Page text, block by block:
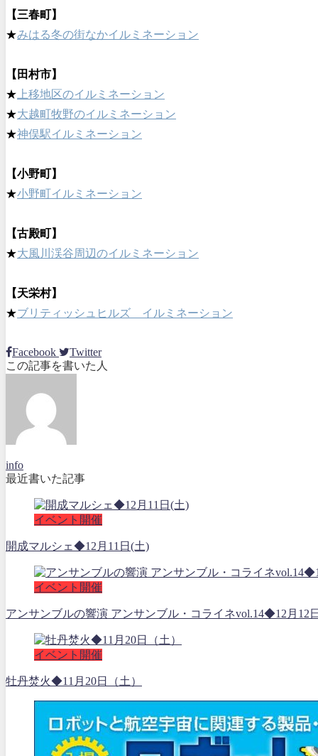
【三春町】
★みはる冬の街なかイルミネーション
【田村市】
★ 上移地区のイルミネーション
★大越町牧野のイルミネーション
★神俣駅イルミネーション
【小野町】
★小野町イルミネーション
【古殿町】
★大風川渓谷周辺のイルミネーション
【天栄村】
★ブリティッシュヒルズ イルミネーション
Facebook
Twitter
この記事を書いた人
info
最近書いた記事
イベント開催
開成マルシェ◆12月11日(土)
イベント開催
アンサンブルの響演 アンサンブル・コライネvol.14◆12月12
イベント開催
牡丹焚火◆11月20日（土）